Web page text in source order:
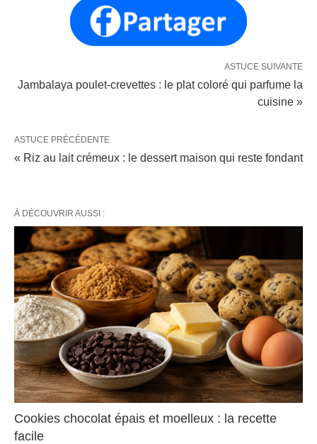
ASTUCE SUIVANTE
Jambalaya poulet-crevettes : le plat coloré qui parfume la
cuisine »
ASTUCE PRÉCÉDENTE
« Riz au lait crémeux : le dessert maison qui reste fondant
À DÉCOUVRIR AUSSI :
Cookies chocolat épais et moelleux : la recette
facile